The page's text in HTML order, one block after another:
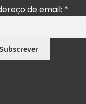
de email: *